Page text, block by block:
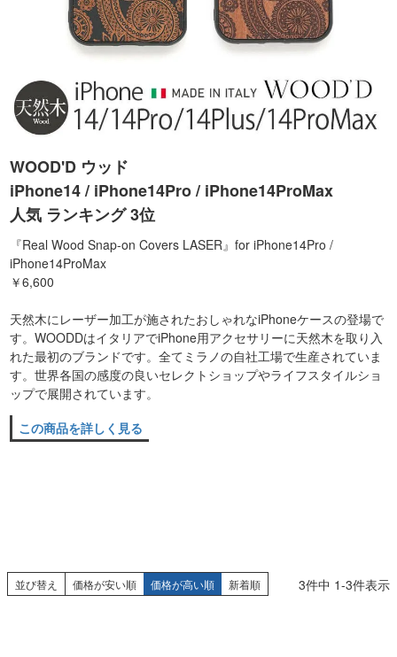
WOOD'D ウッド
iPhone14 / iPhone14Pro / iPhone14ProMax
人気 ランキング 3位
『Real Wood Snap-on Covers LASER』for iPhone14Pro /
iPhone14ProMax
￥6,600
天然木にレーザー加工が施されたおしゃれなiPhoneケースの登場で
す。WOODDはイタリアでiPhone用アクセサリーに天然木を取り入
れた最初のブランドです。全てミラノの自社工場で生産されていま
す。世界各国の感度の良いセレクトショップやライフスタイルショ
ップで展開されています。
この商品を詳しく見る
並び替え 価格が安い順 価格が高い順 新着順 3件中 1-3件表示